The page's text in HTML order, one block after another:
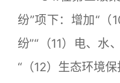
纷”项下：增加“（
纷”“（11）电、水
“（12）生态环境保